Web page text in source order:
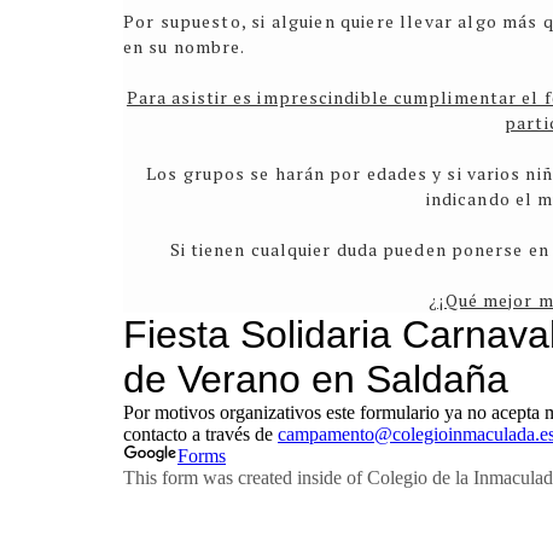
Por supuesto, si alguien quiere llevar algo más
en su nombre.
Para asistir es imprescindible cumplimentar el
Los grupos se harán por edades y si varios
indicando el
Si tienen cualquier duda pueden ponerse
¿¡Qué mejor